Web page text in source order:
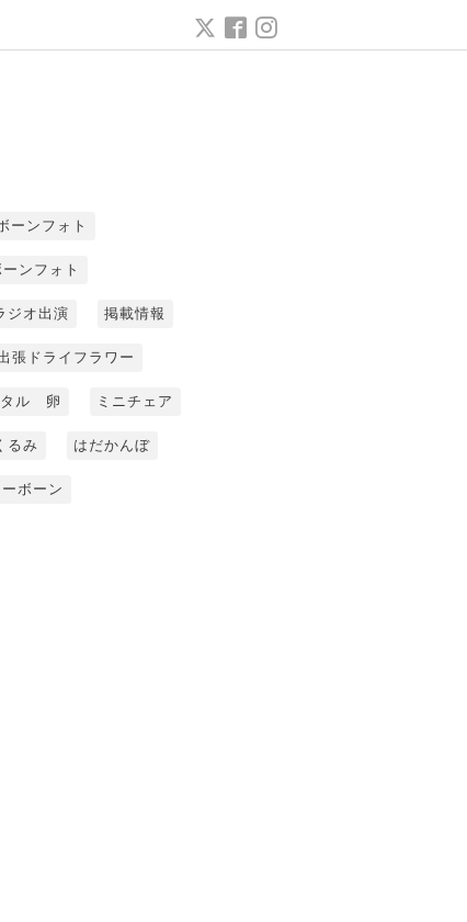
ーンフォト
ンフォト
ジオ出演 掲載情報
張ドライフラワー
タル 卵 ミニチェア
るみ はだかんぼ
ボーン